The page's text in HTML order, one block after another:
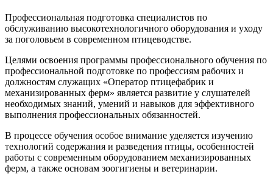
Профессиональная подготовка специалистов по
обслуживанию высокотехнологичного оборудования и уходу
за поголовьем в современном птицеводстве.
Целями освоения программы профессионального обучения по
профессиональной подготовке по профессиям рабочих и
должностям служащих «Оператор птицефабрик и
механизированных ферм» является развитие у слушателей
необходимых знаний, умений и навыков для эффективного
выполнения профессиональных обязанностей.
В процессе обучения особое внимание уделяется изучению
технологий содержания и разведения птицы, особенностей
работы с современным оборудованием механизированных
ферм, а также основам зоогигиены и ветеринарии.